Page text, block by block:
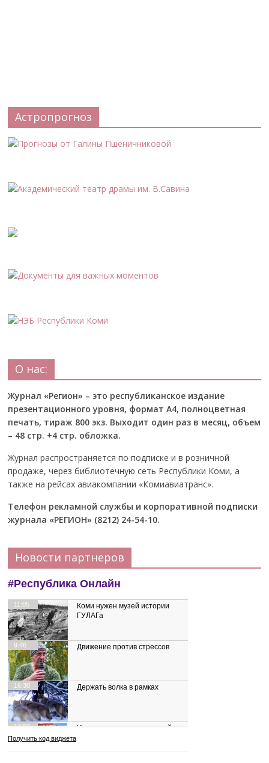
Астропрогноз
О нас:
Журнал «Регион» – это республиканское издание
презентационного уровня, формат А4, полноцветная
печать, тираж 800 экз. Выходит один раз в месяц, объем
– 48 стр. +4 стр. обложка.
Журнал распространяется по подписке и в розничной
продаже, через библиотечную сеть Республики Коми, а
также на рейсах авиакомпании «Комиавиатранс».
Телефон рекламной службы и корпоративной подписки
журнала «РЕГИОН» (8212) 24-54-10.
Новости партнеров